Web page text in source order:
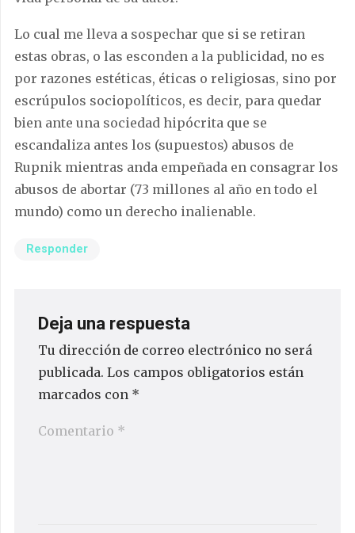
Lo cual me lleva a sospechar que si se retiran
estas obras, o las esconden a la publicidad, no es
por razones estéticas, éticas o religiosas, sino por
escrúpulos sociopolíticos, es decir, para quedar
bien ante una sociedad hipócrita que se
escandaliza antes los (supuestos) abusos de
Rupnik mientras anda empeñada en consagrar los
abusos de abortar (73 millones al año en todo el
mundo) como un derecho inalienable.
Responder
Deja una respuesta
Tu dirección de correo electrónico no será
publicada. Los campos obligatorios están
marcados con *